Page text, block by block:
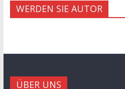
WERDEN SIE AUTOR
ÜBER UNS